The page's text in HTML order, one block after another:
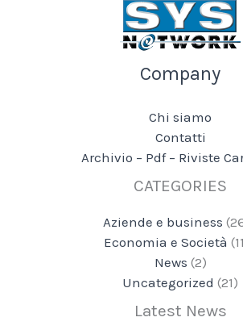
Company
Chi siamo
Contatti
Archivio – Pdf – Riviste
CATEGORIES
Aziende e business
Economia e Società
News (2)
Uncategorized (21)
Latest News